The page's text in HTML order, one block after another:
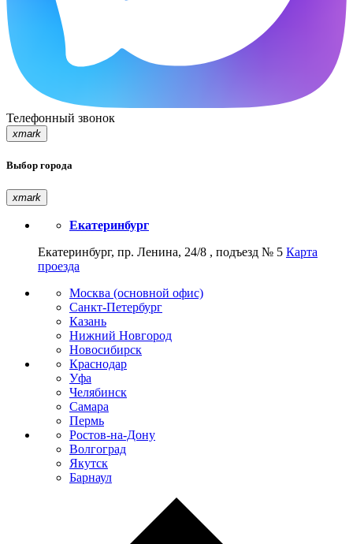
Телефонный звонок
xmark
Выбор города
xmark
Екатеринбург
Екатеринбург, пр. Ленина, 24/8 , подъезд № 5 Карта
проезда
Москва (основной офис)
Санкт-Петербург
Казань
Нижний Новгород
Новосибирск
Краснодар
Уфа
Челябинск
Самара
Пермь
Ростов-на-Дону
Волгоград
Якутск
Барнаул